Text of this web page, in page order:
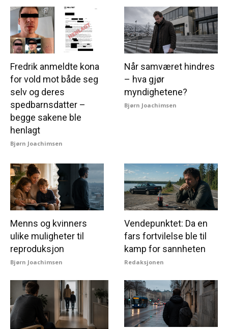
Fredrik anmeldte kona
for vold mot både seg
selv og deres
spedbarnsdatter –
begge sakene ble
henlagt
Bjørn Joachimsen
Når samværet hindres
– hva gjør
myndighetene?
Bjørn Joachimsen
Menns og kvinners
ulike muligheter til
reproduksjon
Bjørn Joachimsen
Vendepunktet: Da en
fars fortvilelse ble til
kamp for sannheten
Redaksjonen